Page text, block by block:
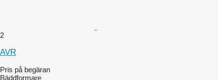
2
AVR
Pris på begäran
Bäddformare